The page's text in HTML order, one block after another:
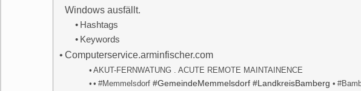
Windows ausfällt.
Hashtags
Keywords
Computerservice.arminfischer.com
AKUT-FERNWATUNG . ACUTE REMOTE MAINTAINENCE
#Memmelsdorf#GemeindeMemmelsdorf #LandkreisBamberg